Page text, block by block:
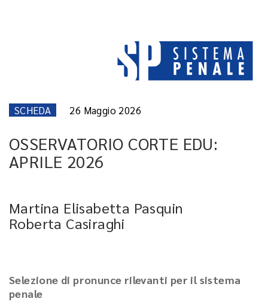
SCHEDA 26 Maggio 2026
OSSERVATORIO CORTE EDU:
APRILE 2026
Martina Elisabetta Pasquin
Roberta Casiraghi
Selezione di pronunce rilevanti per il sistema
penale